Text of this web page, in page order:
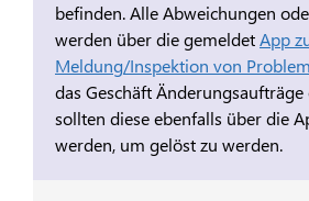
befinden. Alle Abweichungen
werden über die gemeldetApp
Meldung/Inspektion von
das Geschäft
sollten diese ebenfalls über die
werden, um gelöst zu werden.